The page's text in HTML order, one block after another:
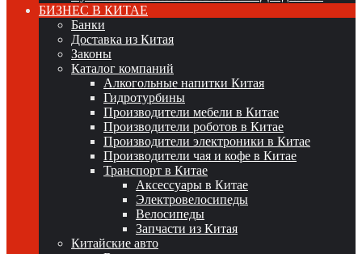
БИЗНЕС В КИТАЕ
Банки
Доставка из Китая
Законы
Каталог компаний
Алкогольные напитки Китая
Гидротурбины
Производители мебели в Китае
Производители роботов в Китае
Производители электроники в Китае
Производители чая и кофе в Китае
Транспорт в Китае
Аксессуары в Китае
Электровелосипеды
Велосипеды
Запчасти из Китая
Китайские авто